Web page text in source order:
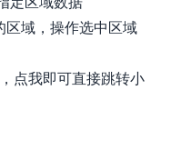
区域，操作选中区域
点我即可直接跳转小